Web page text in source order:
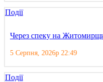
Події
Через спеку на
5 Серпня, 2026р 22:49
Події